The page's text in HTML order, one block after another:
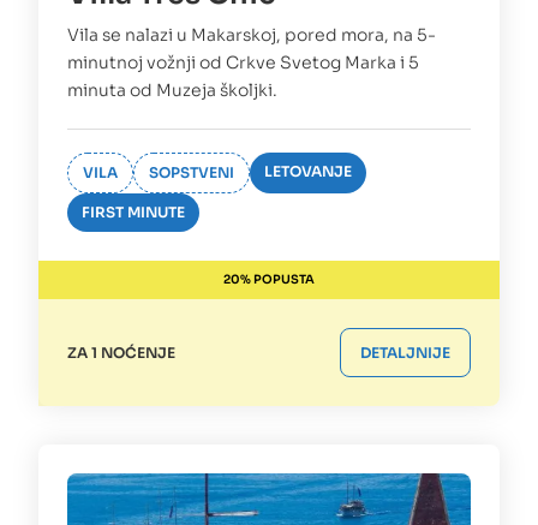
Vila se nalazi u Makarskoj, pored mora, na 5-
minutnoj vožnji od Crkve Svetog Marka i 5
minuta od Muzeja školjki.
VILA SOPSTVENI LETOVANJE
FIRST MINUTE
20% POPUSTA
ZA 1 NOĆENJE DETALJNIJE